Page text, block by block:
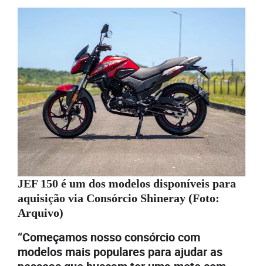
JEF 150 é um dos modelos disponíveis para
aquisição via Consórcio Shineray (Foto:
Arquivo)
“Começamos nosso consórcio com
modelos mais populares para ajudar as